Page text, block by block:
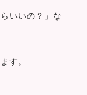
いいの？」な
す。